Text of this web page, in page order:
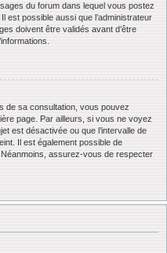
du forum dans lequel vous postez
est possible aussi que l’administrateur
doivent être validés avant d’être
de sa consultation, vous pouvez
page. Par ailleurs, si vous ne voyez
est désactivée ou que l’intervalle de
Il est également possible de
assurez-vous de respecter